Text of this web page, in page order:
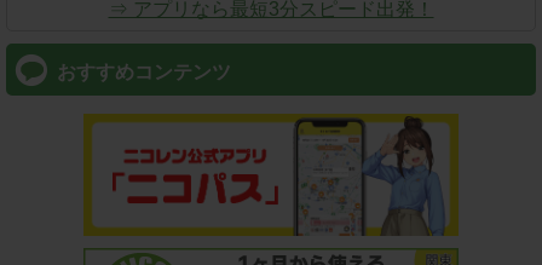
⇒ アプリなら最短3分スピード出発！
おすすめコンテンツ